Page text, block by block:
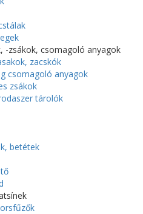
-zsákok, csomagoló anyagok
zacskók
csomagoló anyagok
zsákok
tárolók
betétek